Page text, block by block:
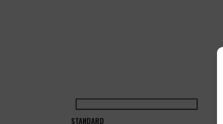
STANDARD